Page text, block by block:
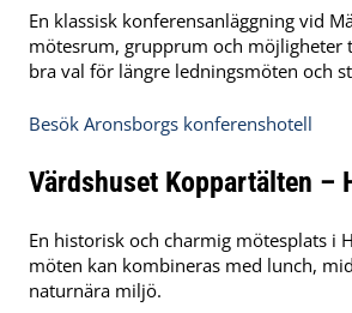
En klassisk konferensanläggning vid
mötesrum, grupprum och möjligheter
bra val för längre ledningsmöten och
Besök Aronsborgs konferenshotell
Värdshuset Koppartälten –
En historisk och charmig mötesplats i
möten kan kombineras med lunch,
naturnära miljö.